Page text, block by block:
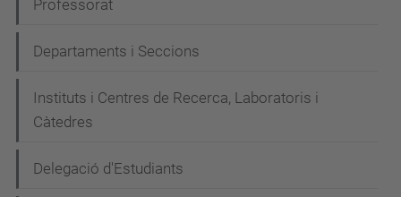
Professorat
Departaments i Seccions
Instituts i Centres de Recerca, Laboratoris i
Càtedres
Delegació d'Estudiants